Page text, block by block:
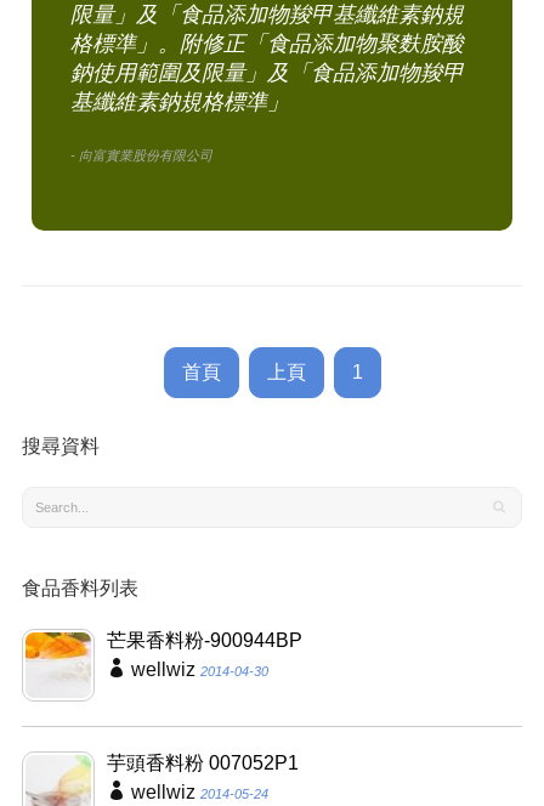
限量」及「食品添加物羧甲基纖維素鈉規
格標準」。附修正「食品添加物聚麩胺酸
鈉使用範圍及限量」及「食品添加物羧甲
基纖維素鈉規格標準」
- 向富實業股份有限公司
首頁 上頁 1
搜尋資料
食品香料列表
芒果香料粉-900944BP
wellwiz 2014-04-30
芋頭香料粉 007052P1
wellwiz 2014-05-24